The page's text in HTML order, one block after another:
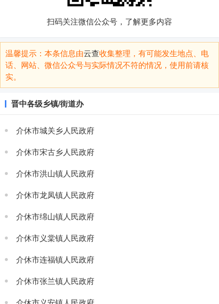
扫码关注微信公众号，了解更多内容
温馨提示：本条信息由云查收集整理，有可能发生地点、电
话、网站、微信公众号与实际情况不符的情况，使用前请核
实。
晋中各级乡镇/街道办
介休市城关乡人民政府
介休市宋古乡人民政府
介休市洪山镇人民政府
介休市龙凤镇人民政府
介休市绵山镇人民政府
介休市义棠镇人民政府
介休市连福镇人民政府
介休市张兰镇人民政府